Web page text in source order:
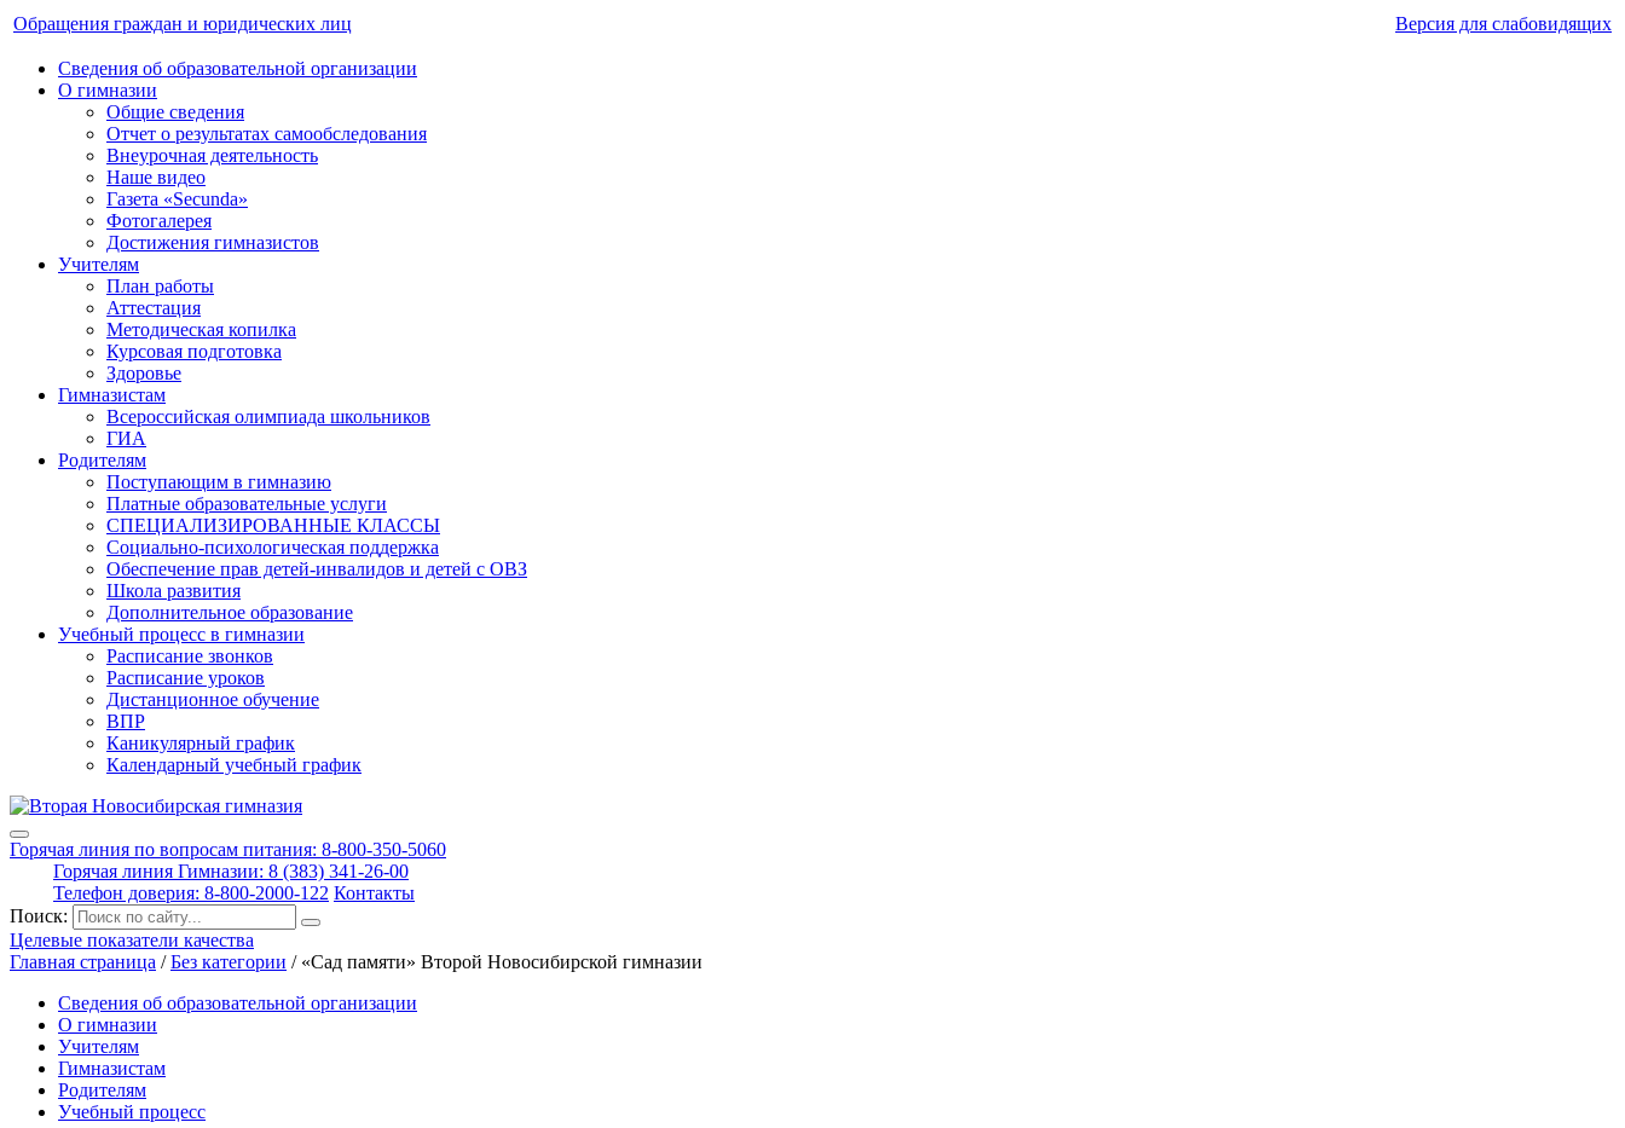
Обращения граждан и юридических лиц Версия для слабовидящих
Сведения об образовательной организации
О гимназии
Общие сведения
Отчет о результатах самообследования
Внеурочная деятельность
Наше видео
Газета «Secunda»
Фотогалерея
Достижения гимназистов
Учителям
План работы
Аттестация
Методическая копилка
Курсовая подготовка
Здоровье
Гимназистам
Всероссийская олимпиада школьников
ГИА
Родителям
Поступающим в гимназию
Платные образовательные услуги
СПЕЦИАЛИЗИРОВАННЫЕ КЛАССЫ
Социально-психологическая поддержка
Обеспечение прав детей-инвалидов и детей с ОВЗ
Школа развития
Дополнительное образование
Учебный процесс в гимназии
Расписание звонков
Расписание уроков
Дистанционное обучение
ВПР
Каникулярный график
Календарный учебный график
Горячая линия по вопросам питания: 8-800-350-5060
Горячая линия Гимназии: 8 (383) 341-26-00
Телефон доверия: 8-800-2000-122 Контакты
Поиск:
Целевые показатели качества
Главная страница /Без категории / «Сад памяти» Второй Новосибирской гимназии
Сведения об образовательной организации
О гимназии
Учителям
Гимназистам
Родителям
Учебный процесс